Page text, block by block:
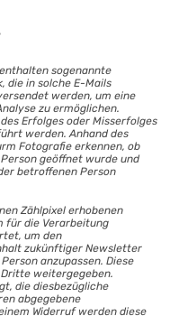
sogenannte
die in solche E-Mails
werden, um eine
zu ermöglichen.
Erfolges oder Misserfolges
werden. Anhand des
Fotografie erkennen, ob
geöffnet wurde und
betroffenen Person
Zählpixel erhobenen
für die Verarbeitung
um den
zukünftiger Newsletter
anzupassen. Diese
weitergegeben.
die diesbezügliche
abgegebene
Widerruf werden diese